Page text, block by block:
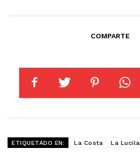
COMPARTE
ETIQUETADO EN: La Costa La Lucila